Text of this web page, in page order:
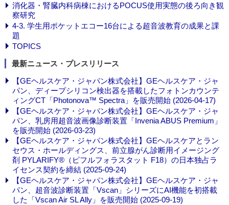
消化器・腎臓内科病棟におけるPOCUS使用実態の後ろ向き観
察研究
4-3. 学生用ポケットエコー16台による超音波教育の成果と課
題
TOPICS
最新ニュース・プレスリリース
【GEヘルスケア・ジャパン株式会社】GEヘルスケア・ジャ
パン、ディープシリコン検出器を搭載したフォトンカウンテ
ィングCT「Photonova™ Spectra」を販売開始 (2026-04-17)
【GEヘルスケア・ジャパン株式会社】GEヘルスケア・ジャ
パン、乳房用超音波画像診断装置「Invenia ABUS Premium」
を販売開始 (2026-03-23)
【GEヘルスケア・ジャパン株式会社】GEヘルスケアとラン
セウス・ホールディングス、前立腺がん診断用イメージング
剤 PYLARIFY®（ピフルフォラスタット F18）の日本独占ラ
イセンス契約を締結 (2025-09-24)
【GEヘルスケア・ジャパン株式会社】GEヘルスケア・ジャ
パン、超音波診断装置「Vscan」シリーズにAI機能を初搭載
した「Vscan Air SL Ally」を販売開始 (2025-09-19)